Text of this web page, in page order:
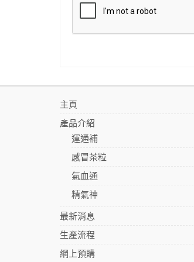
主頁
產品介紹
運通補
感冒茶粒
氣血通
精氣神
最新消息
生產流程
網上預購